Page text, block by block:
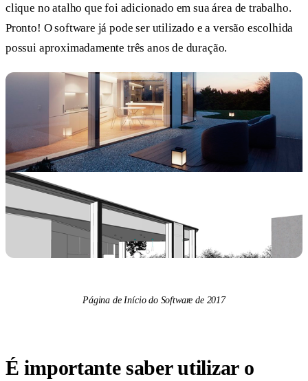
clique no atalho que foi adicionado em sua área de trabalho.
Pronto! O software já pode ser utilizado e a versão escolhida
possui aproximadamente três anos de duração.
Página de Início do Software de 2017
É importante saber utilizar o